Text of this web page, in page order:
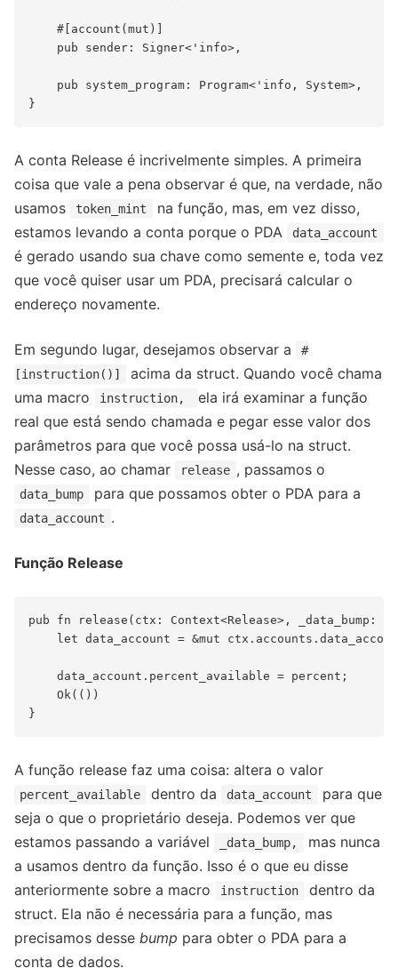
    #[account(mut)]
    pub sender: Signer<'info>,
    pub system_program: Program<'info, System>,
A conta Release é incrivelmente simples. A primeira
coisa que vale a pena observar é que, na verdade, não
usamos
token_mint
na função, mas, em vez disso,
estamos levando a conta porque o PDA
data_account
é gerado usando sua chave como semente e, toda vez
que você quiser usar um PDA, precisará calcular o
endereço novamente.
Em segundo lugar, desejamos observar a
#
[instruction()]
acima da struct. Quando você chama
uma macro
instruction,
ela irá examinar a função
real que está sendo chamada e pegar esse valor dos
parâmetros para que você possa usá-lo na struct.
Nesse caso, ao chamar
release , passamos o
data_bump para que possamos obter o PDA para a
data_account .
Função Release
pub fn release(ctx: Context<Release>,
let data_account = &mut
    data_account.percent_available = percent;
    Ok(())
A função release faz uma coisa: altera o valor
percent_available dentro da data_account
para que
seja o que o proprietário deseja. Podemos ver que
estamos passando a variável
_data_bump,
mas nunca
a usamos dentro da função. Isso é o que eu disse
anteriormente sobre a macro
instruction
dentro da
struct. Ela não é necessária para a função, mas
precisamos desse bump para obter o PDA para a
conta de dados.